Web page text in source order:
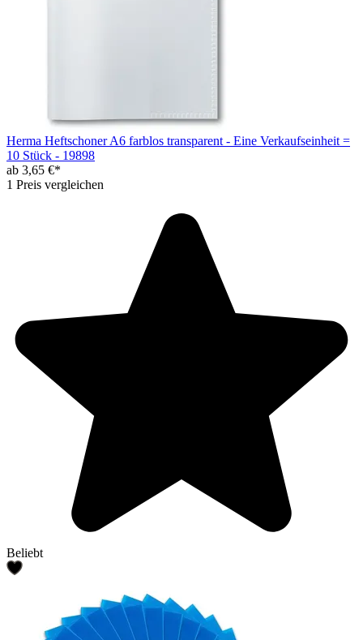
Herma Heftschoner A6 farblos transparent - Eine Verkaufseinheit =
10 Stück - 19898
ab 3,65 €*
1 Preis vergleichen
Beliebt